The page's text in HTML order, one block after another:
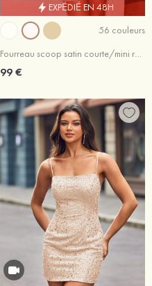
EXPÉDIÉ EN 48H
56 couleurs
Fourreau scoop satin courte/mini robe de fête de la rentrée
99 €